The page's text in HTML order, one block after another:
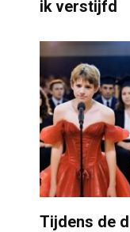
ik verstijfd
Tijdens de